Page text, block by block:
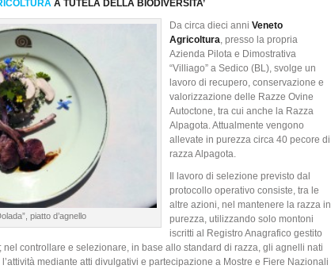
A TUTELA DELLA BIODIVERSITA’
piatto d’agnello
Da circa dieci anni Veneto
Agricoltura, presso la propria
Azienda Pilota e Dimostrativa
“Villiago” a Sedico (BL), svolge un
lavoro di recupero, conservazione e
valorizzazione delle Razze Ovine
Autoctone, tra cui anche la Razza
Alpagota. Attualmente vengono
allevate in purezza circa 40 pecore di
razza Alpagota.
Il lavoro di selezione previsto dal
protocollo operativo consiste, tra le
altre azioni, nel mantenere la razza in
purezza, utilizzando solo montoni
iscritti al Registro Anagrafico gestito
nel controllare e selezionare, in base allo standard di razza, gli agnelli nati
mediante atti divulgativi e partecipazione a Mostre e Fiere Nazionali